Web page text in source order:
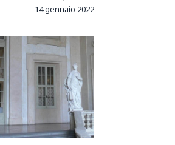
14 gennaio 2022